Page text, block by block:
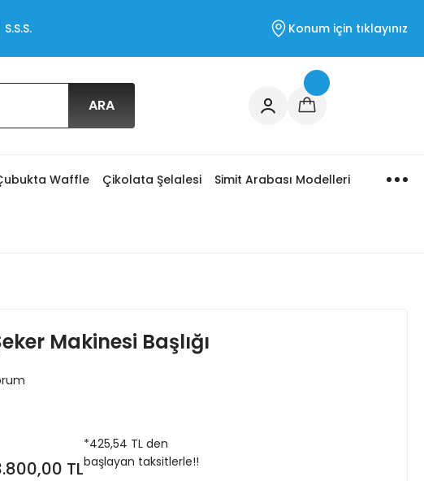
S.S.S. Konum için tıklayınız
ARA
Waffle Çikolata Şelalesi Simit Arabası Modelleri
Makinesi Başlığı
TL
*425,54 TL den
başlayan taksitlerle!!